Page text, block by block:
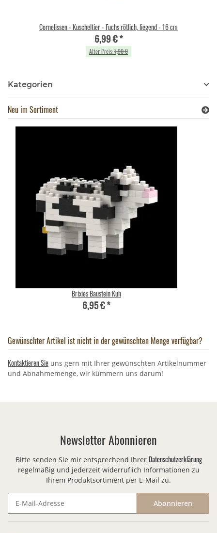
Cornelissen - Kuscheltier - Fuchs rötlich, liegend - 16 cm
6,99 €*
Alter Preis:7,90 €
Kategorien
Neu im Sortiment
Brixies Baustein Kuh
6,95 €*
Gewünschter Artikel ist nicht in der gewünschten Menge verfügbar?
Kontaktieren Sie uns gern mit Ihrer gewünschten Artikelnummer
und Abnahmemenge, wir kümmern uns darum!
Newsletter Abonnieren
Bitte senden Sie mir entsprechend Ihrer Datenschutzerklärung
regelmäßig und jederzeit widerruflich Informationen zu
Ihrem Produktsortiment per E-Mail zu.
Abonnieren